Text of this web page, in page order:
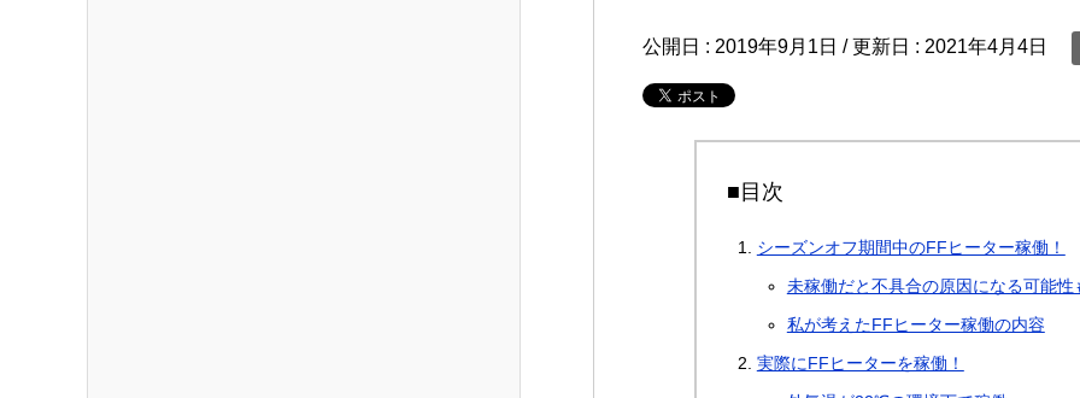
公開日 : 2019年9月1日 / 更新日 : 2021年4月4日
■目次
シーズンオフ期間中のFFヒーター稼働！
未稼働だと不具合の原因になる可能
私が考えたFFヒーター稼働の内容
実際にFFヒーターを稼働！